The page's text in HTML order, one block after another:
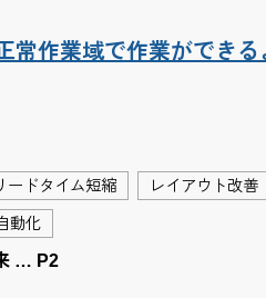
作業域で作業ができる
ードタイム短縮 レイアウト改善
動化
… P2